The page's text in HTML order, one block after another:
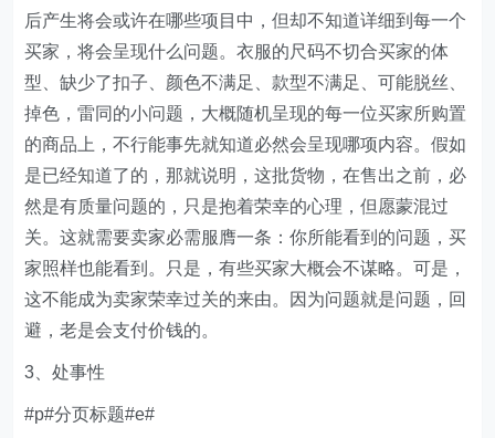
后产生将会或许在哪些项目中，但却不知道详细到每一个
买家，将会呈现什么问题。衣服的尺码不切合买家的体
型、缺少了扣子、颜色不满足、款型不满足、可能脱丝、
掉色，雷同的小问题，大概随机呈现的每一位买家所购置
的商品上，不行能事先就知道必然会呈现哪项内容。假如
是已经知道了的，那就说明，这批货物，在售出之前，必
然是有质量问题的，只是抱着荣幸的心理，但愿蒙混过
关。这就需要卖家必需服膺一条：你所能看到的问题，买
家照样也能看到。只是，有些买家大概会不谋略。可是，
这不能成为卖家荣幸过关的来由。因为问题就是问题，回
避，老是会支付价钱的。
3、处事性
#p#分页标题#e#